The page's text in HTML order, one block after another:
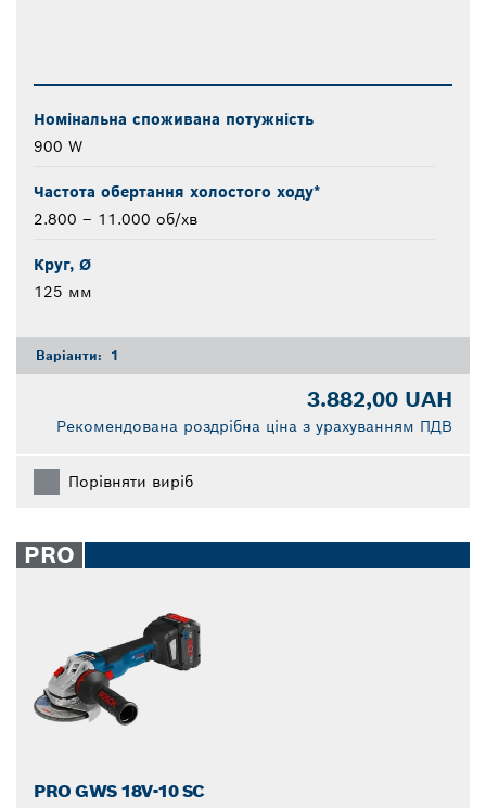
Номінальна споживана потужність
900 W
Частота обертання холостого ходу*
2.800 – 11.000 об/хв
Круг, Ø
125 мм
Варіанти: 1
3.882,00 UAH
Рекомендована роздрібна ціна з урахуванням ПДВ
Порівняти виріб
PRO
PRO GWS 18V-10 SC